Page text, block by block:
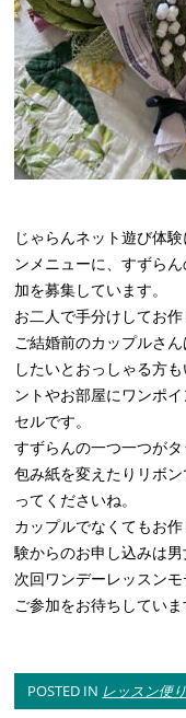
じゃらんネット遊び体
ンメニューに、すずら
加を募集しています。
お二人で手分けしてお
ご結婚前のカップルさ
したいとおっしゃる方
ントやお部屋にワンポ
セルです。
すずらんの一つ一つが
包み紙を変えたりリボ
ってくださいね。
カップルでなくてもお
験からのお申し込みは
次回ワンデーレッスン
ご参加をお待ちしていま
POSTED IN レッスン便り